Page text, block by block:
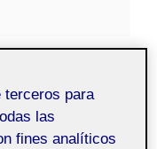
terceros para
las
fines analíticos